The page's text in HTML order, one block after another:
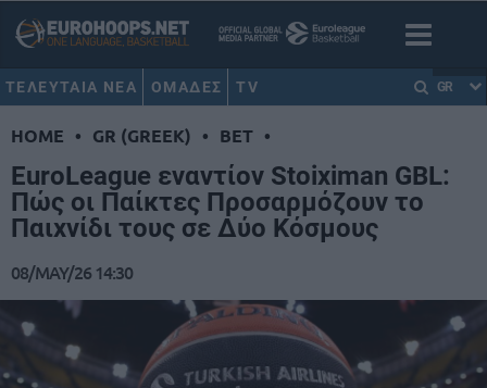
ΤΕΛΕΥΤΑΙΑ ΝΕΑ ΟΜΑΔΕΣ TV GR
HOME • GR (GREEK) • BET •
EuroLeague εναντίον Stoiximan GBL:
Πώς οι Παίκτες Προσαρμόζουν το
Παιχνίδι τους σε Δύο Κόσμους
08/MAY/26 14:30